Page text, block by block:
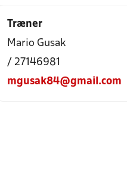
Træner
Mario Gusak
/ 27146981
mgusak84@gmail.com